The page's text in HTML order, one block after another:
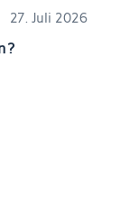
27. Juli 2026